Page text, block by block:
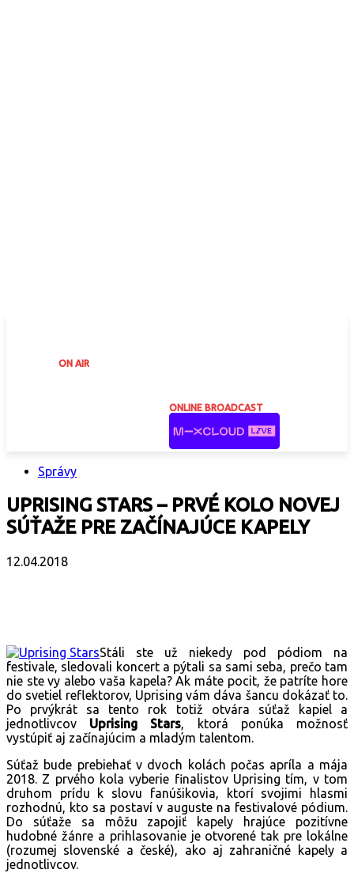
ON AIR
ONLINE BROADCAST
Správy
UPRISING STARS – PRVÉ KOLO NOVEJ
SÚŤAŽE PRE ZAČÍNAJÚCE KAPELY
12.04.2018
Stáli ste už niekedy pod pódiom na
festivale, sledovali koncert a pýtali sa sami seba, prečo tam
nie ste vy alebo vaša kapela? Ak máte pocit, že patríte hore
do svetiel reflektorov, Uprising vám dáva šancu dokázať to.
Po prvýkrát sa tento rok totiž otvára súťaž kapiel a
jednotlivcov Uprising Stars, ktorá ponúka možnosť
vystúpiť aj začínajúcim a mladým talentom.
Súťaž bude prebiehať v dvoch kolách počas apríla a mája
2018. Z prvého kola vyberie finalistov Uprising tím, v tom
druhom prídu k slovu fanúšikovia, ktorí svojimi hlasmi
rozhodnú, kto sa postaví v auguste na festivalové pódium.
Do súťaže sa môžu zapojiť kapely hrajúce pozitívne
hudobné žánre a prihlasovanie je otvorené tak pre lokálne
(rozumej slovenské a české), ako aj zahraničné kapely a
jednotlivcov.